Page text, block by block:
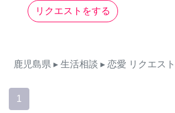
リクエストをする
鹿児島県 ▸ 生活相談 ▸ 恋愛 リクエスト
1